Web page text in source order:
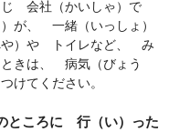
じ 会社（かいしゃ）で
が、 一緒（いっしょ）
）や トイレなど、 み
きは、 病気（びょう
てください。
ころに 行（い）った